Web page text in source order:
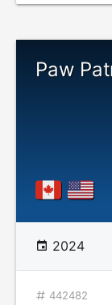
Paw
2024
442482